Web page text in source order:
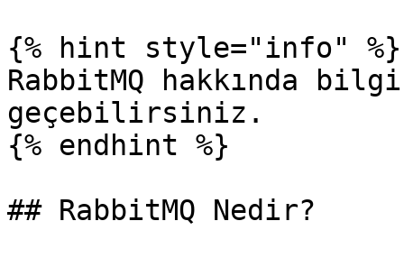
{% hint style="info" %}
RabbitMQ hakkında
geçebilirsiniz.
{% endhint %}
## RabbitMQ Nedir?